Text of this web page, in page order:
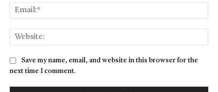
Save my name, email, and website in this browser for the
next time I comment.